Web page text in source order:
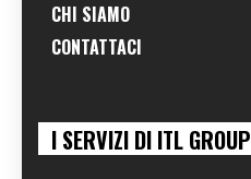
CHI SIAMO
CONTATTACI
I SERVIZI DI ITL GROUP